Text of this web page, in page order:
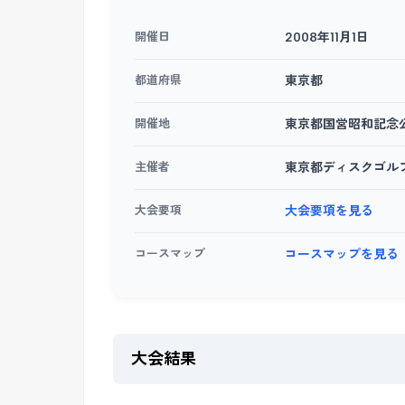
開催日 2008年11月1日
都道府県 東京都
開催地 東京都国営昭和記念
主催者 東京都ディスクゴル
大会要項 大会要項を見る
コースマップ コースマップを見る
大会結果